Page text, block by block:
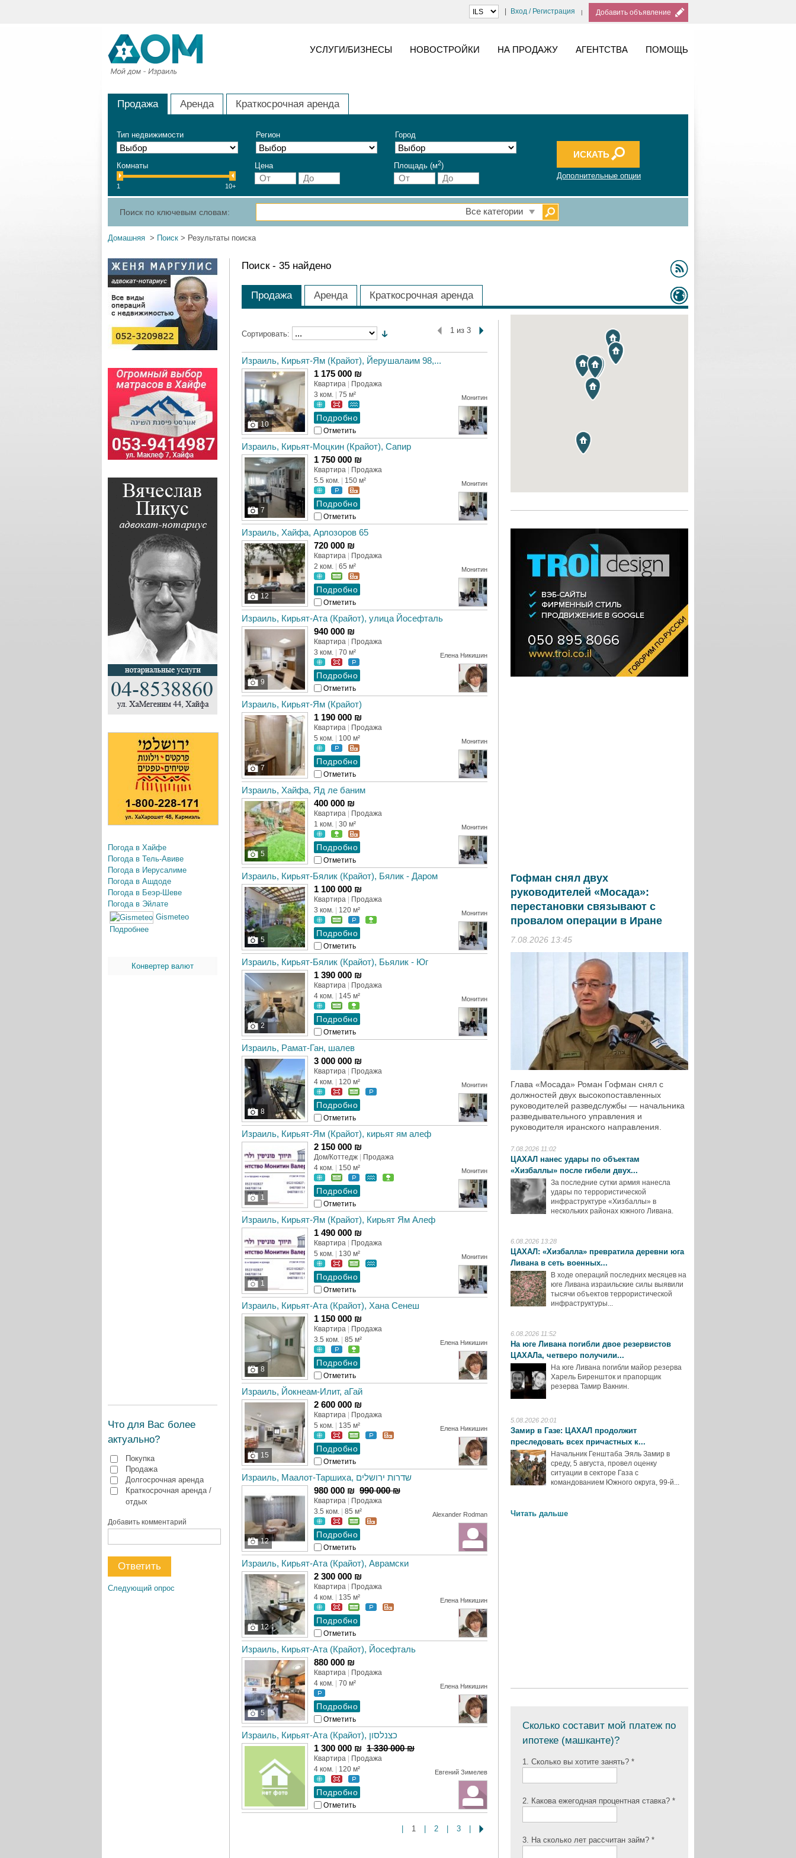
Вход / Регистрация Добавить объявление
УСЛУГИ/БИЗНЕСЫ НОВОСТРОЙКИ НА ПРОДАЖУ АГЕНТСТВА ПОМОЩЬ
Продажа Аренда Краткосрочная аренда
Дополнительные опции
Тип недвижимости Регион Город
Комнаты
1 10+
Цена Площадь (м2)
Все категории
Поиск по ключевым словам:
Домашняя > Поиск > Результаты поиска
Поиск - 35 найдено
Продажа Аренда Краткосрочная аренда
Сортировать: 1 из 3
Израиль, Кирьят-Ям (Крайот), Йерушалаим 98,...
10
1 175 000 ₪
Квартира
Продажа
3 ком.
75 м²
Отметить
Монитин
Израиль, Кирьят-Моцкин (Крайот), Cапир
7
1 750 000 ₪
Квартира
Продажа
5.5 ком.
150 м²
Отметить
Монитин
Израиль, Хайфа, Арлозоров 65
12
720 000 ₪
Квартира
Продажа
2 ком.
65 м²
Отметить
Монитин
Израиль, Кирьят-Ата (Крайот), улица Йосефталь
9
940 000 ₪
Квартира
Продажа
3 ком.
70 м²
Отметить
Елена Никишин
Израиль, Кирьят-Ям (Крайот)
7
1 190 000 ₪
Квартира
Продажа
5 ком.
100 м²
Отметить
Монитин
Израиль, Хайфа, Яд ле баним
5
400 000 ₪
Квартира
Продажа
1 ком.
30 м²
Отметить
Монитин
Израиль, Кирьят-Бялик (Крайот), Бялик - Даром
5
1 100 000 ₪
Квартира
Продажа
3 ком.
120 м²
Отметить
Монитин
Израиль, Кирьят-Бялик (Крайот), Бьялик - Юг
2
1 390 000 ₪
Квартира
Продажа
4 ком.
145 м²
Отметить
Монитин
Израиль, Рамат-Ган, шалев
8
3 000 000 ₪
Квартира
Продажа
4 ком.
120 м²
Отметить
Монитин
Израиль, Кирьят-Ям (Крайот), кирьят ям алеф
1
2 150 000 ₪
Дом/Коттедж
Продажа
4 ком.
150 м²
Отметить
Монитин
Израиль, Кирьят-Ям (Крайот), Кирьят Ям Алеф
1
1 490 000 ₪
Квартира
Продажа
5 ком.
130 м²
Отметить
Монитин
Израиль, Кирьят-Ата (Крайот), Хана Сенеш
8
1 150 000 ₪
Квартира
Продажа
3.5 ком.
85 м²
Отметить
Елена Никишин
Израиль, Йокнеам-Илит, аГай
15
2 600 000 ₪
Квартира
Продажа
5 ком.
135 м²
Отметить
Елена Никишин
Израиль, Маалот-Таршиха, שדרות ירושלים
12
980 000 ₪ 990 000 ₪
Квартира
Продажа
3.5 ком.
85 м²
Отметить
Alexander Rodman
Израиль, Кирьят-Ата (Крайот), Аврамски
12
2 300 000 ₪
Квартира
Продажа
4 ком.
135 м²
Отметить
Елена Никишин
Израиль, Кирьят-Ата (Крайот), Йосефталь
5
880 000 ₪
Квартира
Продажа
4 ком.
70 м²
Отметить
Елена Никишин
Израиль, Кирьят-Ата (Крайот), כצנלסון
1 300 000 ₪ 1 330 000 ₪
Квартира
Продажа
4 ком.
120 м²
Отметить
Евгений Зимелев
1 2 3
Гофман снял двух
руководителей «Мосада»:
перестановки связывают с
провалом операции в Иране
7.08.2026 13:45
Глава «Мосада» Роман Гофман снял с
должностей двух высокопоставленных
руководителей разведслужбы — начальника
разведывательного управления и
руководителя иранского направления.
7.08.2026 11:02
ЦАХАЛ нанес удары по объектам
«Хизбаллы» после гибели двух...
За последние сутки армия нанесла
удары по террористической
инфраструктуре «Хизбаллы» в
нескольких районах южного Ливана.
6.08.2026 13:28
ЦАХАЛ: «Хизбалла» превратила деревни юга
Ливана в сеть военных...
В ходе операций последних месяцев на
юге Ливана израильские силы выявили
тысячи объектов террористической
инфраструктуры...
6.08.2026 11:52
На юге Ливана погибли двое резервистов
ЦАХАЛа, четверо получили...
На юге Ливана погибли майор резерва
Харель Биреншток и прапорщик
резерва Тамир Вакнин.
5.08.2026 20:01
Замир в Газе: ЦАХАЛ продолжит
преследовать всех причастных к...
Начальник Генштаба Эяль Замир в
среду, 5 августа, провел оценку
ситуации в секторе Газа с
командованием Южного округа, 99-й...
Читать дальше
Сколько составит мой платеж по
ипотеке (машканте)?
1. Сколько вы хотите занять? *
2. Какова ежегодная процентная ставка? *
3. На сколько лет рассчитан займ? *
Погода в Хайфе
Погода в Тель-Авиве
Погода в Иерусалиме
Погода в Ашдоде
Погода в Беэр-Шеве
Погода в Эйлате
Gismeteo
Подробнее
Конвертер валют
Что для Вас более
актуально?
Покупка
Продажа
Долгосрочная аренда
Краткосрочная аренда /
отдых
Добавить комментарий
Следующий опрос